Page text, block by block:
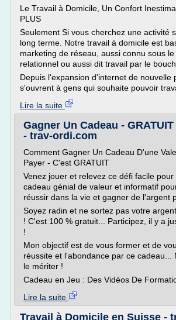
Le Travail à Domicile, Un Confort
PLUS
Seulement Si vous cherchez une activité
long terme. Notre travail à domicile est
marketing de réseau, aussi connu sous
relationnel ou aussi dit travail par le
Depuis l'expansion d'internet de nouvelle
s'ouvrent à gens qui souhaite pouvoir
Lire la suite
Gagner Un Cadeau -
- trav-ordi.com
Comment Gagner Un Cadeau D'une
Payer - C'est GRATUIT
Venez jouer et relevez ce défi facile pour
cadeau génial de valeur et informatif
réussir dans la vie et gagner de l'argent
Soyez radin et ne sortez pas votre
! C'est 100 % gratuit... Participez, il y a
!
Mon objectif est de vous former et de
réussite et l'abondance par ce cadeau...
le mériter !
Cadeau en Jeu : Des Vidéos De
Lire la suite
Travail à Domicile en Suisse -